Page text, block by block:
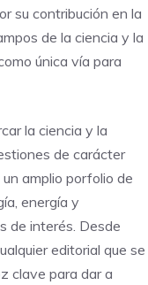
su contribución en la
de la ciencia y la
única vía para
la ciencia y la
de carácter
amplio porfolio de
energía y
de interés. Desde
editorial que se
clave para dar a